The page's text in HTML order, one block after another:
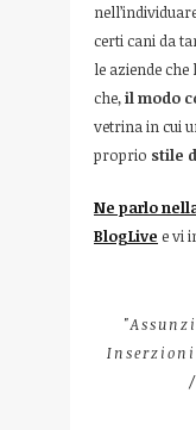
certi cani da
le aziende
che,il modo
vetrina in cui
proprio stile
Ne parlo
BlogLive e vi